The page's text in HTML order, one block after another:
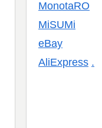
MonotaRO
MiSUMi
eBay
AliExpress .